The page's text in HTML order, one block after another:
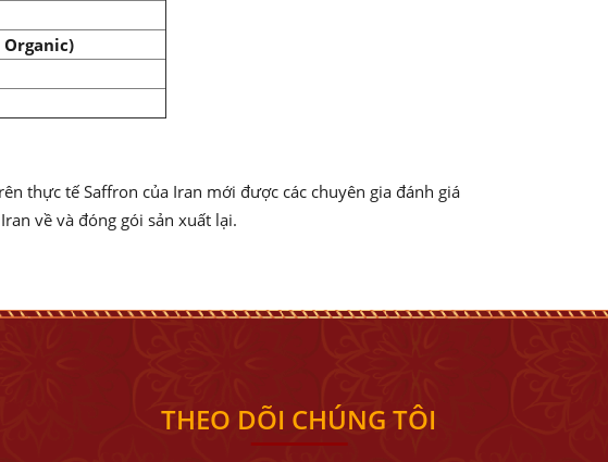
Organic)
thực tế Saffron của Iran mới được các chuyên gia đánh giá
về và đóng gói sản xuất lại.
THEO DÕI CHÚNG TÔI